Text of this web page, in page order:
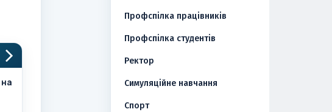
Профспілка працівників
Профспілка студентів
Ректор
Симуляційне навчання
Спорт